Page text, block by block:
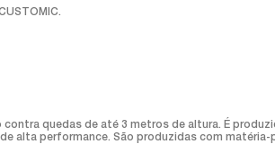
quedas de até 3 metros de altura. É
performance. São produzidas com matéria-